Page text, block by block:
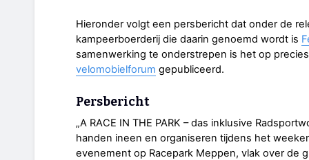
Hieronder volgt een persbericht dat onder de
kampeerboerderij die daarin genoemd wordt is
samenwerking te onderstrepen is het op
velomobielforum gepubliceerd.
Persbericht
„A RACE IN THE PARK – das inklusive
handen ineen en organiseren tijdens het
evenement op Racepark Meppen, vlak over de